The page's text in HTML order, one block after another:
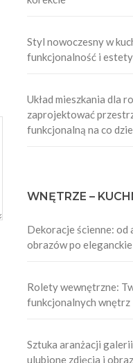
Styl nowoczesny w
funkcjonalność i
Układ mieszkania dla
zaprojektować
funkcjonalną na co
WNĘTRZE –
Dekoracje ścienne: od
obrazów po
Rolety wewnętrzne:
funkcjonalnych wnętrz
Sztuka aranżacji
ulubione zdjęcia i